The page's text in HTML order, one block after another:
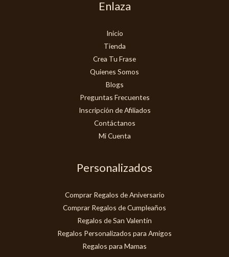
Enlaza
Inicio
Tienda
Crea Tu Frase
Quienes Somos
Blogs
Preguntas Frecuentes
Inscripción de Afiliados
Contáctanos
Mi Cuenta
Personalizados
Comprar Regalos de Aniversario
Comprar Regalos de Cumpleaños
Regalos de San Valentín
Regalos Personalizados para Amigos
Regalos para Mamas